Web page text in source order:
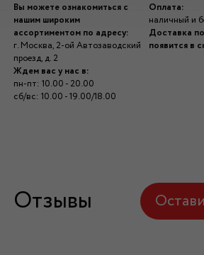
Вы можете ознакомиться с
нашим широким
ассортиментом по адресу:
г. Москва, 2-ой Автозаводский
проезд, д. 2
Ждем вас у нас в:
пн-пт: 10.00 - 20.00
сб/вс: 10.00 - 19.00/18.00
Оплата:
наличный и
Доставка
появится в
Отзывы